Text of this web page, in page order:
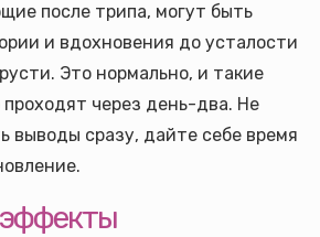
после трипа, могут быть
и вдохновения до усталости
Это нормально, и такие
через день-два. Не
выводы сразу, дайте себе время